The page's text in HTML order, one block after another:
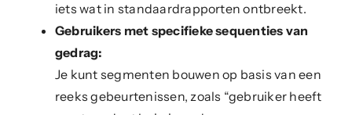
iets wat in standaardrapporten ontbreekt.
Gebruikers met specifieke sequenties van
gedrag:
Je kunt segmenten bouwen op basis van een
reeks gebeurtenissen, zoals “gebruiker heeft